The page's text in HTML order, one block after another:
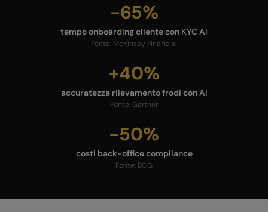
-65%
tempo onboarding cliente con KYC AI
Fonte: McKinsey Financial
+40%
accuratezza rilevamento frodi con AI
Fonte: Gartner
-50%
costi back-office compliance
Fonte: BCG